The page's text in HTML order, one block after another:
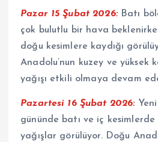
Pazar 15 Şubat 2026: Batı
çok bulutlu bir hava
doğu kesimlere kaydığı
Anadolu’nun kuzey ve yüksek
yağışı etkili olmaya devam
Pazartesi 16 Şubat 2026:
gününde batı ve iç
yağışlar görülüyor. Doğu